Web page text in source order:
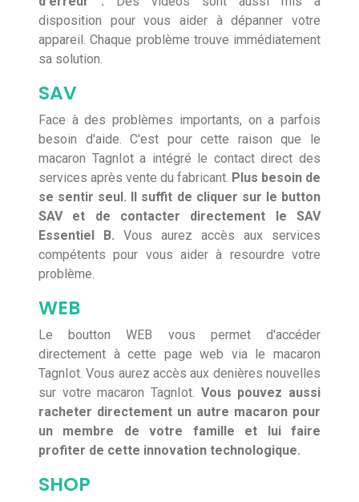
disposition pour vous aider à dépanner votre
appareil. Chaque problème trouve immédiatement
sa solution.
SAV
Face à des problèmes importants, on a parfois
besoin d'aide. C'est pour cette raison que le
macaron TagnIot a intégré le contact direct des
services après vente du fabricant. Plus besoin de
se sentir seul. Il suffit de cliquer sur le button
SAV et de contacter directement le SAV
Essentiel B. Vous aurez accès aux services
compétents pour vous aider à resourdre votre
problème.
WEB
Le boutton WEB vous permet d'accéder
directement à cette page web via le macaron
TagnIot. Vous aurez accès aux denières nouvelles
sur votre macaron TagnIot. Vous pouvez aussi
racheter directement un autre macaron pour
un membre de votre famille et lui faire
profiter de cette innovation technologique.
SHOP